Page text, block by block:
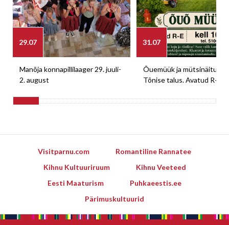
29.07
Manõja konnapillilaager 29. juuli-
2. august
31.07
Õuemüük ja mütsinäitus
Tõnise talus. Avatud R-E
Visitparnu.com
Romantiline Rannatee
Kihnu Kultuuriruum
Kihnu Veeteed
Eesti Maaturism
Puhkaeestis.ee
Pärimuskultuurid